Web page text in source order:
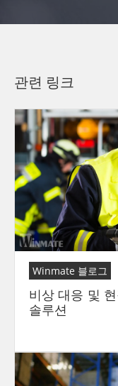
관련 링크
Winmate 블로그
비상 대응 및
솔루션